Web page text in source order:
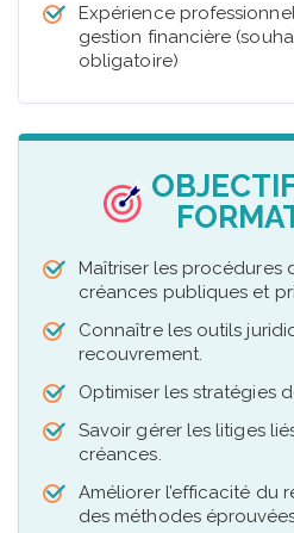
Expérience
gestion financière
obligatoire)
Maîtriser les procédures
créances publiques et
Connaître les outils
recouvrement.
Optimiser les stratégies
Savoir gérer les litiges
créances.
Améliorer l’efficacité du
des méthodes